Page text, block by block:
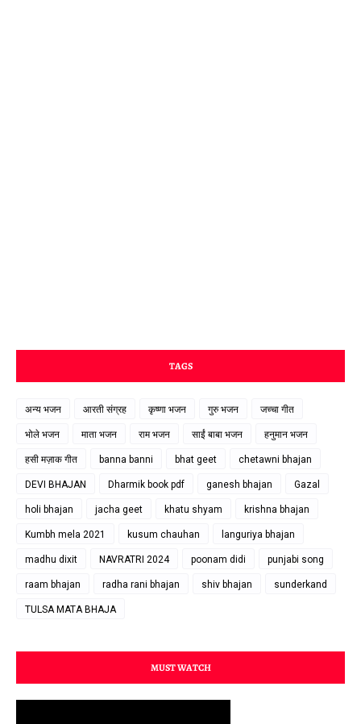
TAGS
अन्य भजन आरती संग्रह कृष्णा भजन गुरु भजन जच्चा गीत
भोले भजन माता भजन राम भजन साईं बाबा भजन हनुमान भजन
हसी मज़ाक गीत banna banni bhat geet chetawni bhajan
DEVI BHAJAN Dharmik book pdf ganesh bhajan Gazal
holi bhajan jacha geet khatu shyam krishna bhajan
Kumbh mela 2021 kusum chauhan languriya bhajan
madhu dixit NAVRATRI 2024 poonam didi punjabi song
raam bhajan radha rani bhajan shiv bhajan sunderkand
TULSA MATA BHAJA
MUST WATCH